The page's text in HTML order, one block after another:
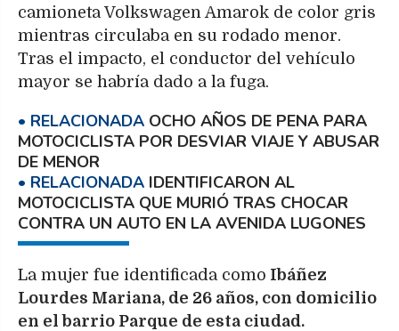
camioneta Volkswagen Amarok de color gris
mientras circulaba en su rodado menor.
Tras el impacto, el conductor del vehículo
mayor se habría dado a la fuga.
OCHO AÑOS DE PENA PARA
MOTOCICLISTA POR DESVIAR VIAJE Y ABUSAR
DE MENOR
IDENTIFICARON AL
MOTOCICLISTA QUE MURIÓ TRAS CHOCAR
CONTRA UN AUTO EN LA AVENIDA LUGONES
La mujer fue identificada como Ibáñez
Lourdes Mariana, de 26 años, con domicilio
en el barrio Parque de esta ciudad.